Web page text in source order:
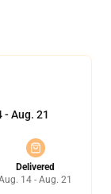
- Aug. 21
Delivered
14 - Aug. 21